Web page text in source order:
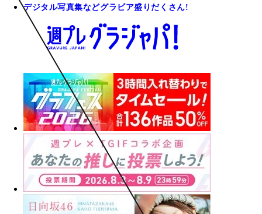
デジタル写真集などグラビア盛りだくさん!